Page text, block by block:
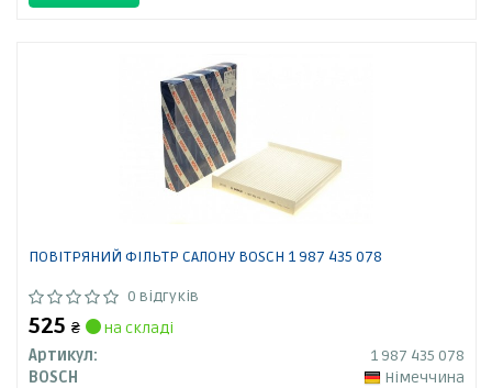
ПОВІТРЯНИЙ ФІЛЬТР САЛОНУ BOSCH 1 987 435 078
0 відгуків
525 ₴
на складі
Артикул:
1 987 435 078
BOSCH
Німеччина